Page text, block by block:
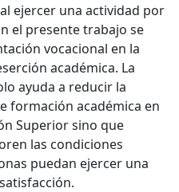
ejercer una actividad por
el presente trabajo se
vocacional en la
académica. La
ayuda a reducir la
formación académica en
Superior sino que
las condiciones
puedan ejercer una